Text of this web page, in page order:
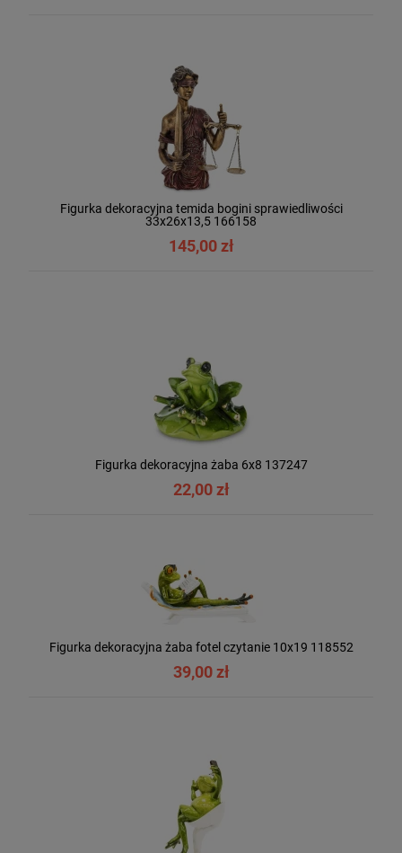
Figurka dekoracyjna temida bogini sprawiedliwości
33x26x13,5 166158
145,00 zł
Figurka dekoracyjna żaba 6x8 137247
22,00 zł
Figurka dekoracyjna żaba fotel czytanie 10x19 118552
39,00 zł